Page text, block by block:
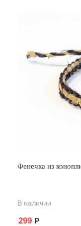
Фенечка из
В наличии
299 Р